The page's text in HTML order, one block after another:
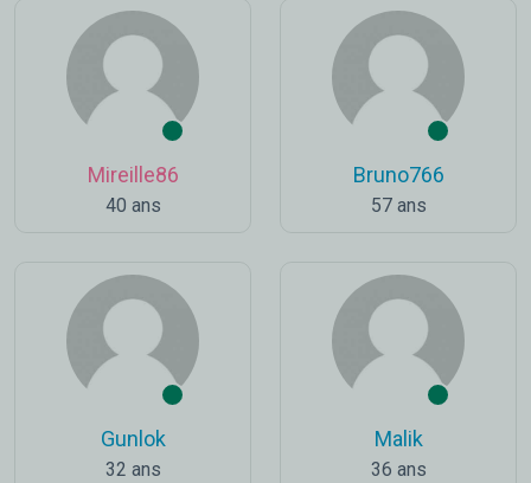
Mireille86
40 ans
Bruno766
57 ans
Gunlok
32 ans
Malik
36 ans